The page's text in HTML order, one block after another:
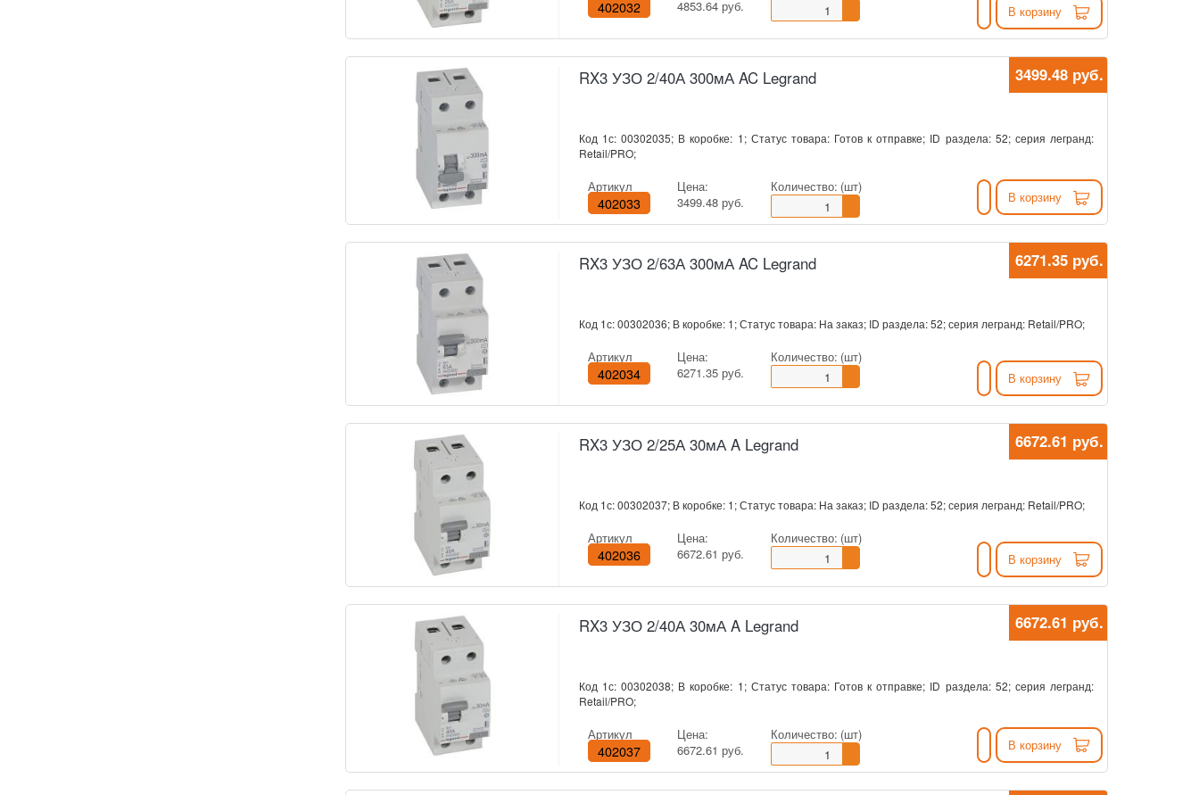
402032
4853.64 руб.
В корзину
3499.48 руб.
RX3 УЗО 2/40А 300мА AC Legrand
Код 1с: 00302035; В коробке: 1; Статус товара: Готов к отправке; ID раздела: 52; серия легранд:
Retail/PRO;
Артикул
402033
Цена:
3499.48 руб.
Количество: (шт)
В корзину
6271.35 руб.
RX3 УЗО 2/63А 300мА AC Legrand
Код 1с: 00302036; В коробке: 1; Статус товара: На заказ; ID раздела: 52; серия легранд: Retail/PRO;
Артикул
402034
Цена:
6271.35 руб.
Количество: (шт)
В корзину
6672.61 руб.
RX3 УЗО 2/25А 30мА A Legrand
Код 1с: 00302037; В коробке: 1; Статус товара: На заказ; ID раздела: 52; серия легранд: Retail/PRO;
Артикул
402036
Цена:
6672.61 руб.
Количество: (шт)
В корзину
6672.61 руб.
RX3 УЗО 2/40А 30мА A Legrand
Код 1с: 00302038; В коробке: 1; Статус товара: Готов к отправке; ID раздела: 52; серия легранд:
Retail/PRO;
Артикул
402037
Цена:
6672.61 руб.
Количество: (шт)
В корзину